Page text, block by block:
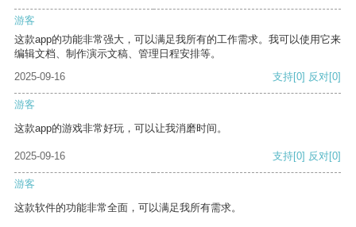
游客
这款app的功能非常强大，可以满足我所有的工作需求。我可以使用它来
编辑文档、制作演示文稿、管理日程安排等。
2025-09-16
支持[0] 反对[0]
游客
这款app的游戏非常好玩，可以让我消磨时间。
2025-09-16 支持[0] 反对[0]
游客
这款软件的功能非常全面，可以满足我所有需求。